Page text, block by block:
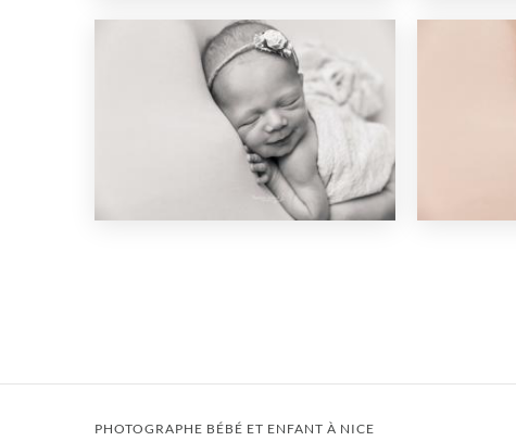
PHOTOGRAPHE BÉBÉ ET ENFANT À NICE